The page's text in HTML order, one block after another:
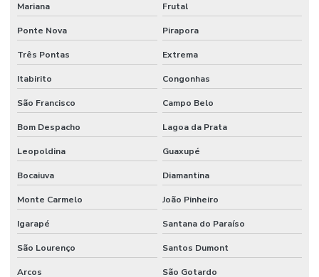
Mariana Frutal
Ponte Nova Pirapora
Três Pontas Extrema
Itabirito Congonhas
São Francisco Campo Belo
Bom Despacho Lagoa da Prata
Leopoldina Guaxupé
Bocaiuva Diamantina
Monte Carmelo João Pinheiro
Igarapé Santana do Paraíso
São Lourenço Santos Dumont
Arcos São Gotardo